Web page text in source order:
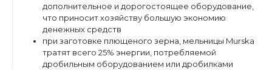
дополнительное и дорогостоящее оборудование,
что приносит хозяйству большую экономию
денежных средств
при заготовке плющеного зерна, мельницы Murska
тратят всего 25% энергии, потребляемой
дробильным оборудованием или дробилками